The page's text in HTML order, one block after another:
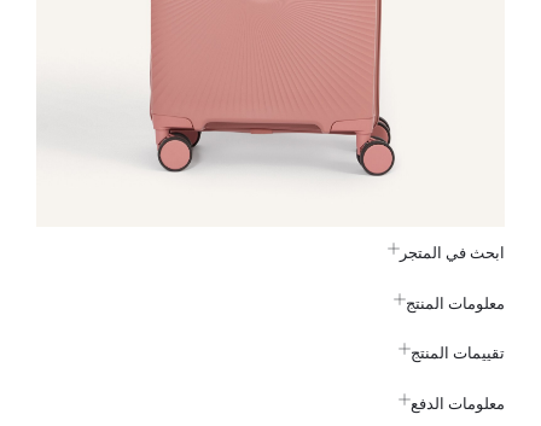
ابحث في المتجر
معلومات المنتج
تقييمات المنتج
معلومات الدفع